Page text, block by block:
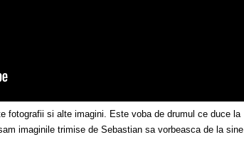
fotografii si alte imagini. Este voba de drumul ce duce la
imaginile trimise de Sebastian sa vorbeasca de la sine.